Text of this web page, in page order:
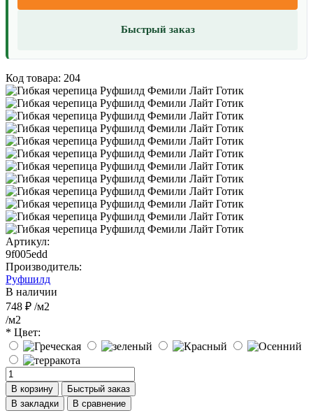
Быстрый заказ
Код товара: 204
Артикул:
9f005edd
Производитель:
Руфшилд
В наличии
748 ₽ /м2
/м2
* Цвет:
В корзину
Быстрый заказ
В закладки
В сравнение